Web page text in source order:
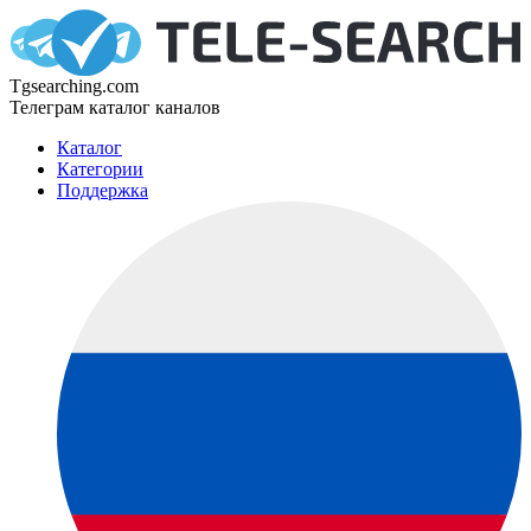
Tgsearching.com
Телеграм каталог каналов
Каталог
Категории
Поддержка